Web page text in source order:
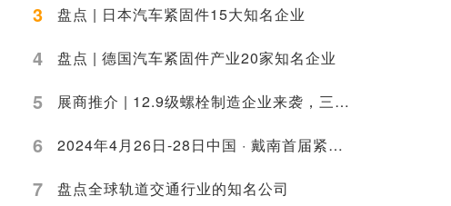
3 盘点 | 日本汽车紧固件15大知名企业
4 盘点 | 德国汽车紧固件产业20家知名企业
5 展商推介 | 12.9级螺栓制造企业来袭，三月上海紧固件专业展不见不散
6 2024年4月26日-28日中国 · 戴南首届紧固件及设备展览会
7 盘点全球轨道交通行业的知名公司